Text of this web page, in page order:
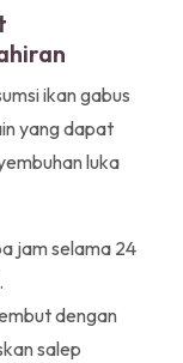
ikan gabus
yang dapat
luka
jam selama 24
dengan
salep